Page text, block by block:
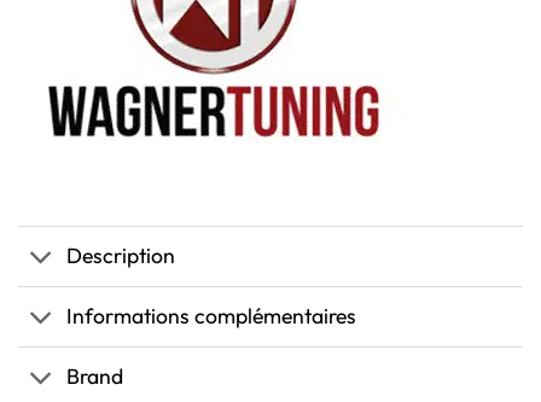
Description
Informations complémentaires
Brand